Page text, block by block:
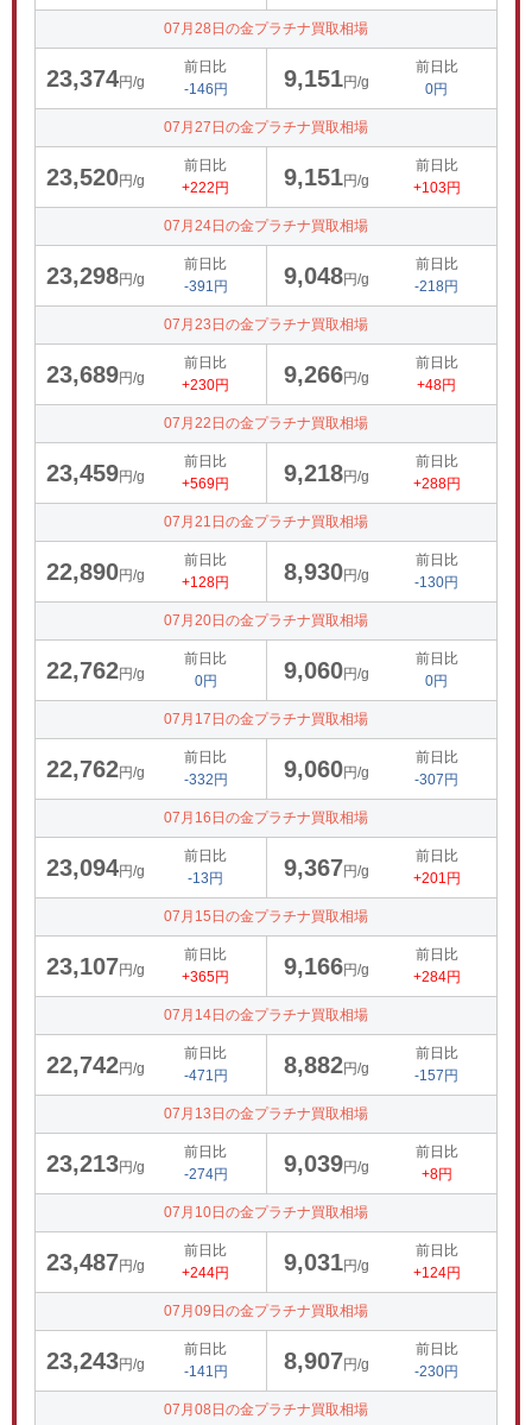
07月28日の金プラチナ買取相場
23,374円/g
前日比
-146円
9,151円/g
前日比
0円
07月27日の金プラチナ買取相場
23,520円/g
前日比
+222円
9,151円/g
前日比
+103円
07月24日の金プラチナ買取相場
23,298円/g
前日比
-391円
9,048円/g
前日比
-218円
07月23日の金プラチナ買取相場
23,689円/g
前日比
+230円
9,266円/g
前日比
+48円
07月22日の金プラチナ買取相場
23,459円/g
前日比
+569円
9,218円/g
前日比
+288円
07月21日の金プラチナ買取相場
22,890円/g
前日比
+128円
8,930円/g
前日比
-130円
07月20日の金プラチナ買取相場
22,762円/g
前日比
0円
9,060円/g
前日比
0円
07月17日の金プラチナ買取相場
22,762円/g
前日比
-332円
9,060円/g
前日比
-307円
07月16日の金プラチナ買取相場
23,094円/g
前日比
-13円
9,367円/g
前日比
+201円
07月15日の金プラチナ買取相場
23,107円/g
前日比
+365円
9,166円/g
前日比
+284円
07月14日の金プラチナ買取相場
22,742円/g
前日比
-471円
8,882円/g
前日比
-157円
07月13日の金プラチナ買取相場
23,213円/g
前日比
-274円
9,039円/g
前日比
+8円
07月10日の金プラチナ買取相場
23,487円/g
前日比
+244円
9,031円/g
前日比
+124円
07月09日の金プラチナ買取相場
23,243円/g
前日比
-141円
8,907円/g
前日比
-230円
07月08日の金プラチナ買取相場